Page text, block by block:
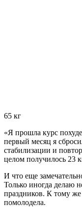
65 кг
«Я прошла курс
первый месяц я
стабилизации и
целом получилось 23
И что еще
Только иногда делаю
праздников. К тому же
помолодела.